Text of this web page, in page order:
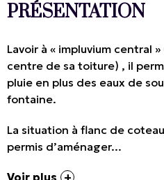
PRÉSENTATION
Lavoir à « impluvium central
centre de sa toiture) , il
pluie en plus des eaux de
fontaine.
La situation à flanc de
permis d’aménager...